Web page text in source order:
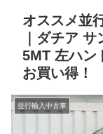
オススメ並
｜ダチア
5MT 左ハン
お買い得！
並行輸入中古車